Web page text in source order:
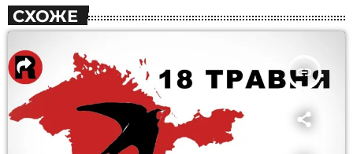
СХОЖЕ
insert_link